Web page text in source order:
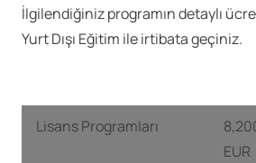
İlgilendiğiniz programın detaylı
Yurt Dışı Eğitim ile irtibata geçiniz.
Lisans Programları
EUR